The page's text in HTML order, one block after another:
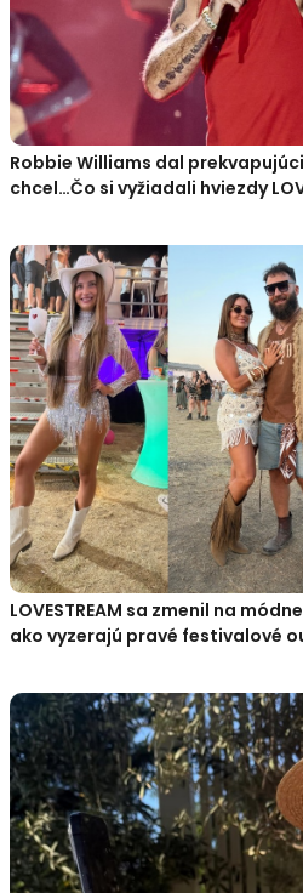
Robbie Williams dal
chcel…Čo si vyžiadali hviezdy
LOVESTREAM sa zmenil na
ako vyzerajú pravé festivalové